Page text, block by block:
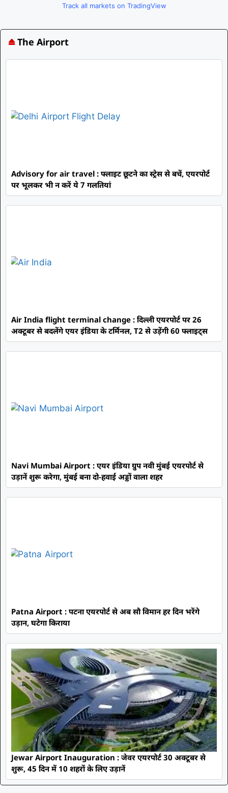
Track all markets on TradingView
The Airport
Advisory for air travel : फ्लाइट छूटने का स्ट्रेस से बचें, एयरपोर्ट
पर भूलकर भी न करें ये 7 गलतियां
Air India flight terminal change : दिल्ली एयरपोर्ट पर 26
अक्टूबर से बदलेंगे एयर इंडिया के टर्मिनल, T2 से उड़ेंगी 60 फ्लाइट्स
Navi Mumbai Airport : एयर इंडिया ग्रुप नवी मुंबई एयरपोर्ट से
उड़ानें शुरू करेगा, मुंबई बना दो-हवाई अड्डों वाला शहर
Patna Airport : पटना एयरपोर्ट से अब सौ विमान हर दिन भरेंगे
उड़ान, घटेगा किराया
Jewar Airport Inauguration : जेवर एयरपोर्ट 30 अक्टूबर से
शुरू, 45 दिन में 10 शहरों के लिए उड़ानें